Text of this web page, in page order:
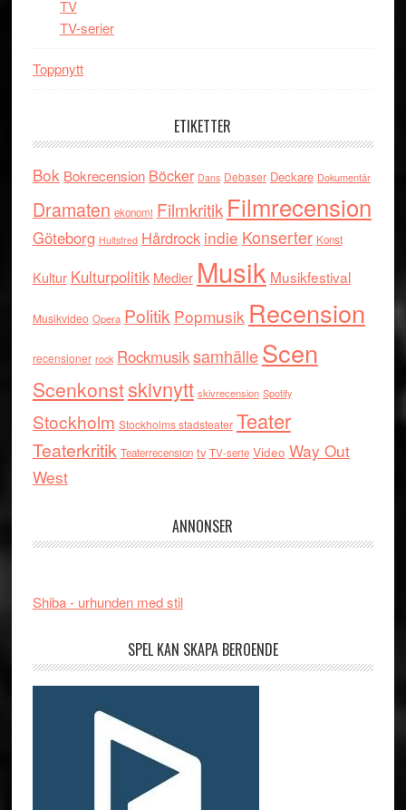
TV
TV-serier
Toppnytt
ETIKETTER
Bok Bokrecension Böcker Dans Debaser Deckare Dokumentär
Dramaten ekonomi Filmkritik Filmrecension
Göteborg Hultsfred Hårdrock indie Konserter Konst
Kultur Kulturpolitik Medier Musik Musikfestival
Musikvideo Opera Politik Popmusik Recension
recensioner rock RockmusiksamhälleScen
Scenkonstskivnytt skivrecension Spotify
Stockholm Stockholms stadsteater Teater
Teaterkritik Teaterrecension tv TV-serie Video Way Out
West
ANNONSER
Shiba - urhunden med stil
SPEL KAN SKAPA BEROENDE